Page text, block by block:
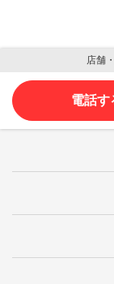
店舗
電話す